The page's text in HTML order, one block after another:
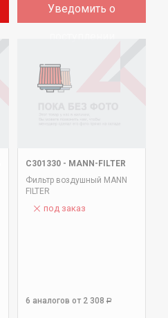
Уведомить о
С301330 - MANN-FILTER
Фильтр воздушный MANN
FILTER
под заказ
6 аналогов от 2 308 Р